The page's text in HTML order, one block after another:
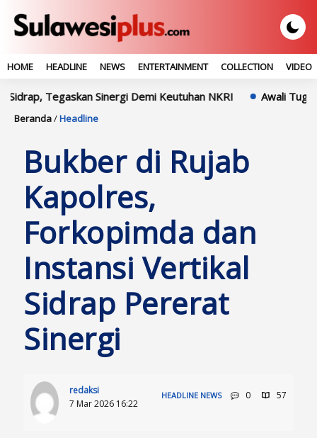
HOME HEADLINE NEWS ENTERTAINMENT COLLECTION VIDEO
Sinergi Demi Keutuhan NKRI Awali Tugas Di Polres
Beranda/Headline
Bukber di Rujab
Kapolres,
Forkopimda dan
Instansi Vertikal
Sidrap Pererat
Sinergi
redaksi
7 Mar 2026 16:22
HEADLINE NEWS 0 57